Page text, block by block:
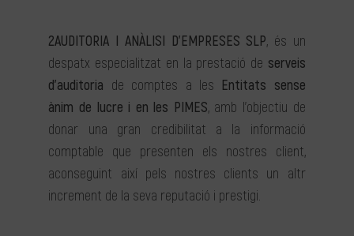
2AUDITORIA I ANÀLISI D’EMPRESES SLP, és un
despatx especialitzat en la prestació de serveis
d’auditoria de comptes a les Entitats sense
ànim de lucre i en les PIMES, amb l’objectiu de
donar una gran credibilitat a la informació
comptable que presenten els nostres client,
aconseguint així pels nostres clients un altr
increment de la seva reputació i prestigi.